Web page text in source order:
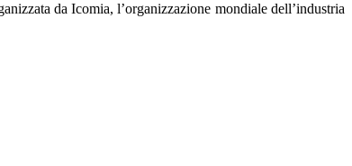
da Icomia, l’organizzazione mondiale dell’industria